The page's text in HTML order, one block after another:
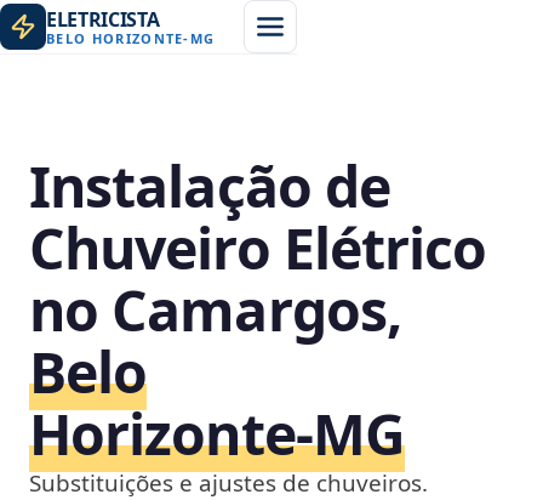
ELETRICISTA
BELO HORIZONTE- MG
Instalação de
Chuveiro Elétrico
no Camargos,
Belo
Horizonte‑MG
Substituições e ajustes de chuveiros.